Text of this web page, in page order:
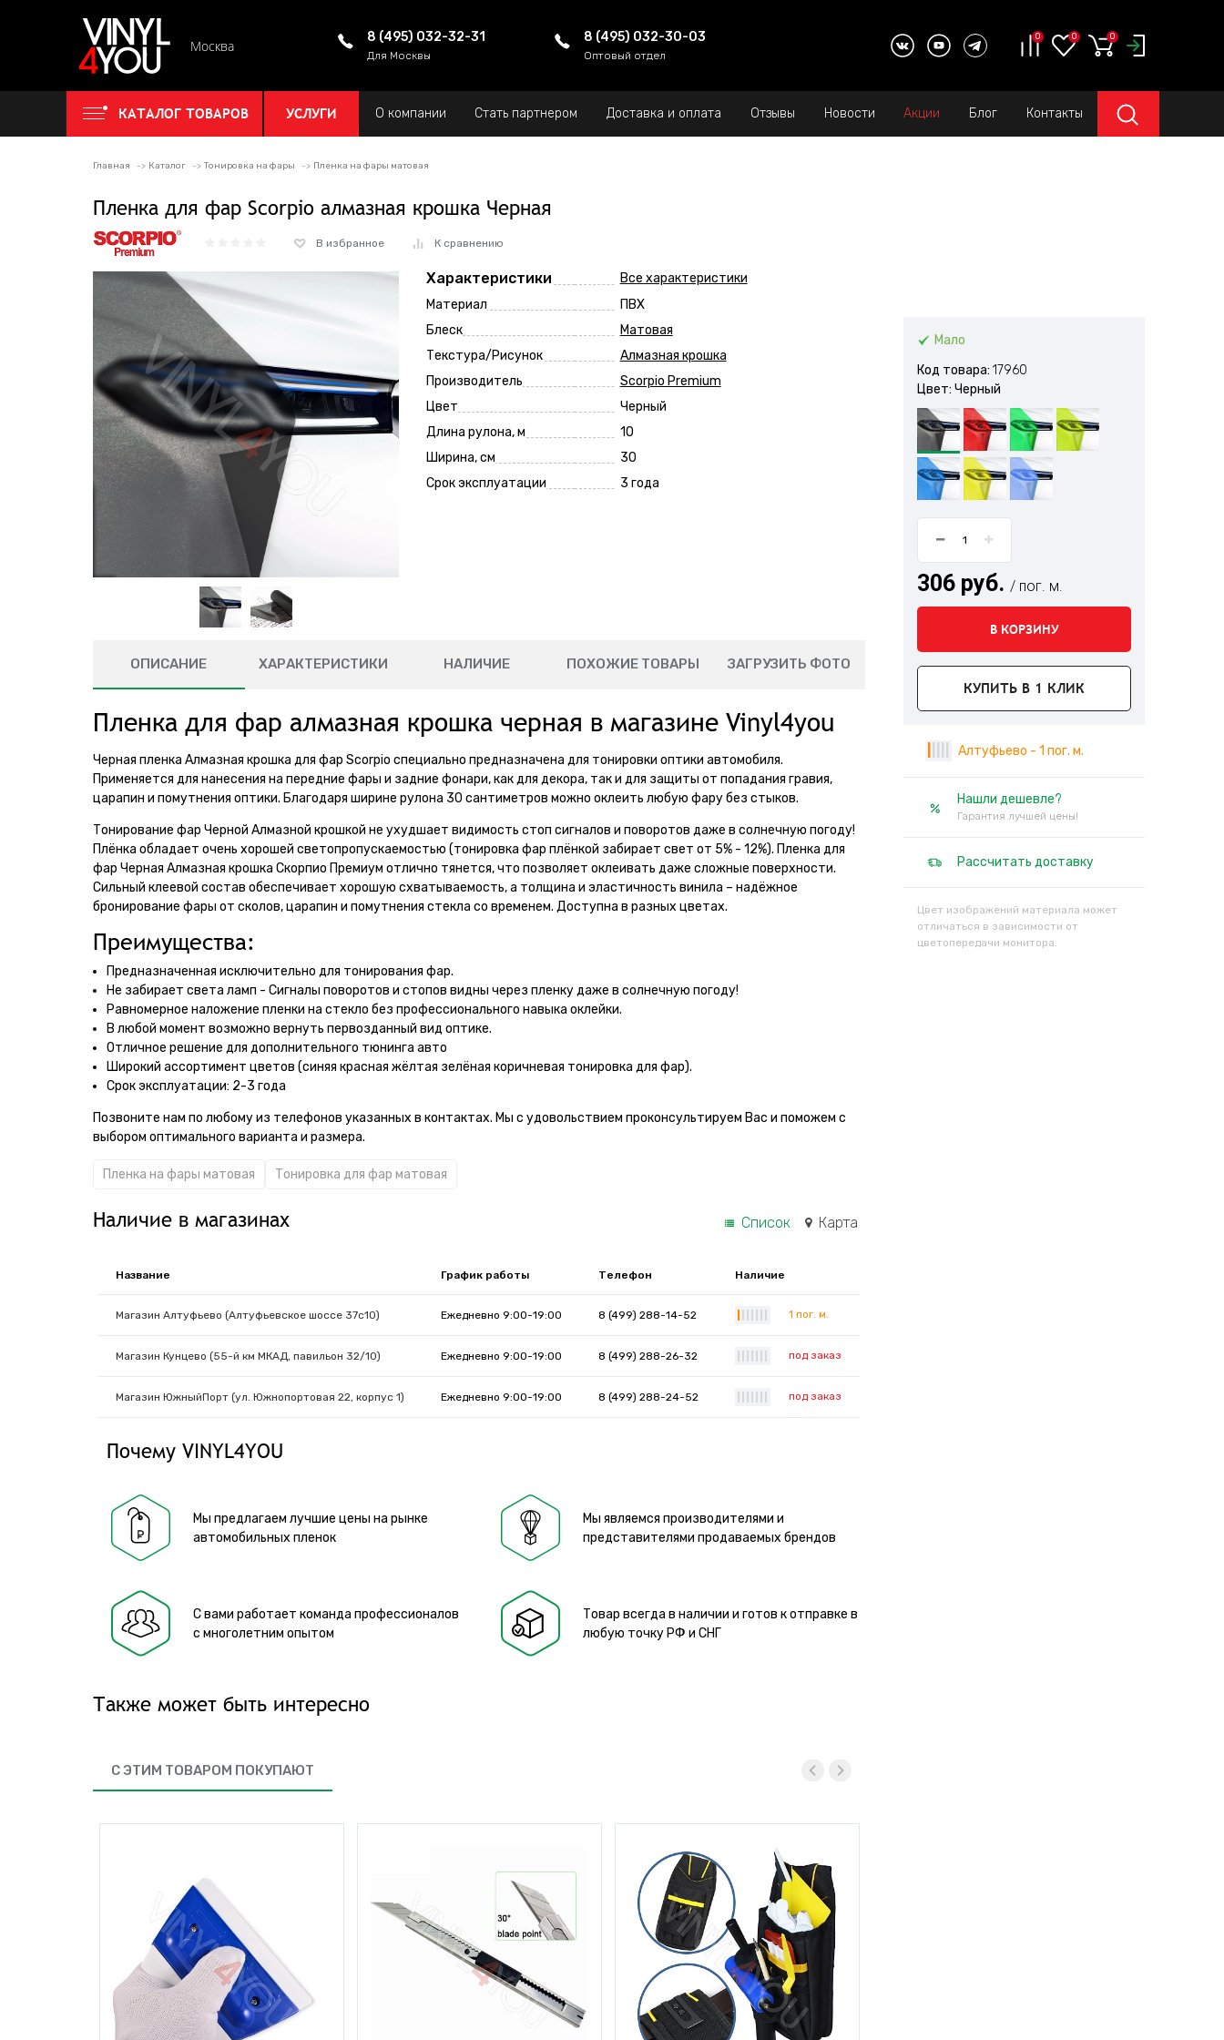
Москва
8 (495) 032-32-31
Для Москвы
8 (495) 032-30-03
Оптовый отдел
0 0 0
КАТАЛОГ ТОВАРОВ УСЛУГИ О компании Стать партнером Доставка и оплата Отзывы Новости Акции Блог Контакты
Главная Каталог Тонировка на фары Пленка на фары матовая
Пленка для фар Scorpio алмазная крошка Черная
В избранное К сравнению
Характеристики
Все характеристики
Материал
ПВХ
Блеск
Матовая
Текстура/Рисунок
Алмазная крошка
Производитель
Scorpio Premium
Цвет
Черный
Длина рулона, м
10
Ширина, см
30
Срок эксплуатации
3 года
Мало
Код товара: 17960
Цвет: Черный
306 руб. / пог. м.
В КОРЗИНУ
КУПИТЬ В 1 КЛИК
Алтуфьево - 1 пог. м.
Нашли дешевле?
Гарантия лучшей цены!
Рассчитать доставку
Цвет изображений материала может
отличаться в зависимости от
цветопередачи монитора.
ОПИСАНИЕ ХАРАКТЕРИСТИКИ НАЛИЧИЕ ПОХОЖИЕ ТОВАРЫ ЗАГРУЗИТЬ ФОТО
Пленка для фар алмазная крошка черная в магазине Vinyl4you
Черная пленка Алмазная крошка для фар Scorpio специально предназначена для тонировки оптики автомобиля.
Применяется для нанесения на передние фары и задние фонари, как для декора, так и для защиты от попадания гравия,
царапин и помутнения оптики. Благодаря ширине рулона 30 сантиметров можно оклеить любую фару без стыков.
Тонирование фар Черной Алмазной крошкой не ухудшает видимость стоп сигналов и поворотов даже в солнечную погоду!
Плёнка обладает очень хорошей светопропускаемостью (тонировка фар плёнкой забирает свет от 5% - 12%). Пленка для
фар Черная Алмазная крошка Скорпио Премиум отлично тянется, что позволяет оклеивать даже сложные поверхности.
Сильный клеевой состав обеспечивает хорошую схватываемость, а толщина и эластичность винила – надёжное
бронирование фары от сколов, царапин и помутнения стекла со временем. Доступна в разных цветах.
Преимущества:
Предназначенная исключительно для тонирования фар.
Не забирает света ламп - Сигналы поворотов и стопов видны через пленку даже в солнечную погоду!
Равномерное наложение пленки на стекло без профессионального навыка оклейки.
В любой момент возможно вернуть первозданный вид оптике.
Отличное решение для дополнительного тюнинга авто
Широкий ассортимент цветов (синяя красная жёлтая зелёная коричневая тонировка для фар).
Срок эксплуатации: 2-3 года
Позвоните нам по любому из телефонов указанных в контактах. Мы с удовольствием проконсультируем Вас и поможем с
выбором оптимального варианта и размера.
Пленка на фары матовая Тонировка для фар матовая
Наличие в магазинах Список Карта
Название График работы Телефон Наличие
Магазин Алтуфьево (Алтуфьевское шоссе 37с10) Ежедневно 9:00-19:00 8 (499) 288-14-52 1 пог. м.
Магазин Кунцево (55-й км МКАД, павильон 32/10) Ежедневно 9:00-19:00 8 (499) 288-26-32 под заказ
Магазин ЮжныйПорт (ул. Южнопортовая 22, корпус 1) Ежедневно 9:00-19:00 8 (499) 288-24-52 под заказ
Почему VINYL4YOU
Мы предлагаем лучшие цены на рынке
автомобильных пленок
Мы являемся производителями и
представителями продаваемых брендов
С вами работает команда профессионалов
с многолетним опытом
Товар всегда в наличии и готов к отправке в
любую точку РФ и СНГ
Также может быть интересно
С ЭТИМ ТОВАРОМ ПОКУПАЮТ